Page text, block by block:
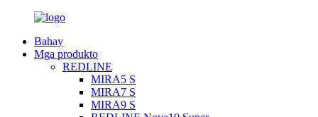
Bahay
Mga produkto
REDLINE
MIRA5 S
MIRA7 S
MIRA9 S